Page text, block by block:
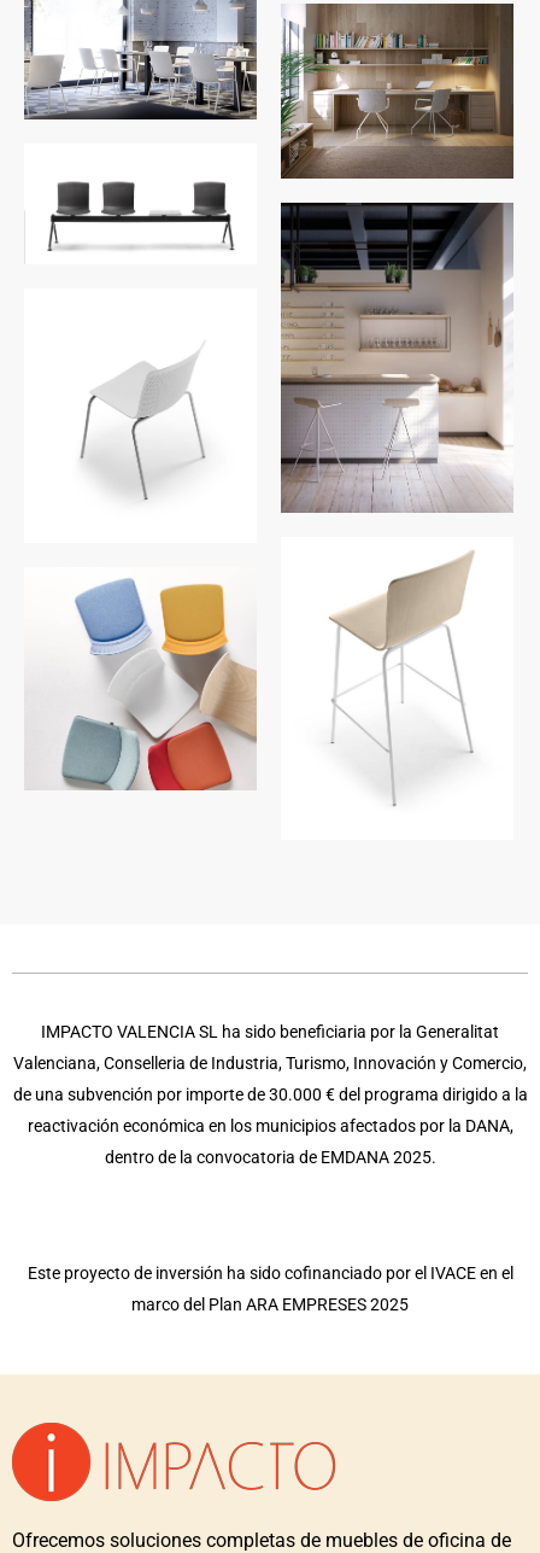
IMPACTO VALENCIA SL ha sido beneficiaria por la Generalitat
Valenciana, Conselleria de Industria, Turismo, Innovación y Comercio,
de una subvención por importe de 30.000 € del programa dirigido a la
reactivación económica en los municipios afectados por la DANA,
dentro de la convocatoria de EMDANA 2025.
Este proyecto de inversión ha sido cofinanciado por el IVACE en el
marco del Plan ARA EMPRESES 2025
Ofrecemos soluciones completas de muebles de oficina de